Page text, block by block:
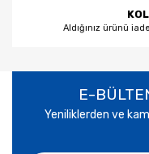
Aldığınız ürünü
E-
Yeniliklerden ve